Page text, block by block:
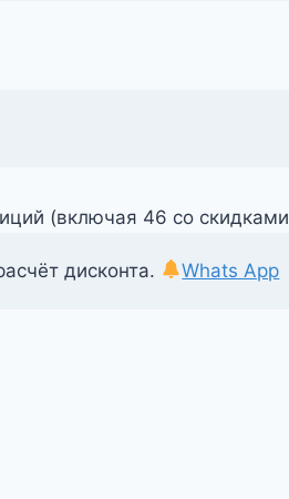
(включая 46 со скидками
дисконта. Whats App